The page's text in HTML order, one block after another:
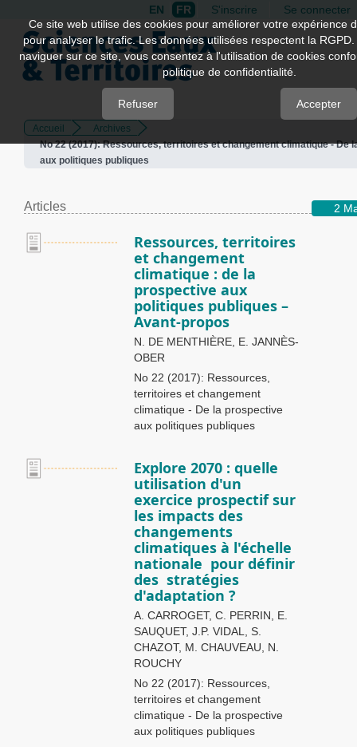
Quick
jump
page
Main
Navigation
Main
Sidebar
EN FR S'inscrire Se connecter
Accueil
Archives
No 22 (2017): Ressources, territoires et changement climatique - De
aux politiques publiques
2
Articles
Ressources, territoires
et changement
climatique : de la
prospective aux
politiques publiques –
Avant-propos
N. DE MENTHIÈRE, E. JANNÈS-
OBER
No 22 (2017): Ressources,
territoires et changement
climatique - De la prospective
aux politiques publiques
Explore 2070 : quelle
utilisation d'un
exercice prospectif sur
les impacts des
changements
climatiques à l'échelle
nationale pour définir
des stratégies
d'adaptation ?
A. CARROGET, C. PERRIN, E.
SAUQUET, J.P. VIDAL, S.
CHAZOT, M. CHAUVEAU, N.
ROUCHY
No 22 (2017): Ressources,
territoires et changement
climatique - De la prospective
aux politiques publiques
Ce site web utilise des cookies pour améliorer votre expérience
pour analyser le trafic. Les données utilisées respectent la
naviguer sur ce site, vous consentez à l'utilisation de cookies
politique de confidentialité.
Refuser Accepter